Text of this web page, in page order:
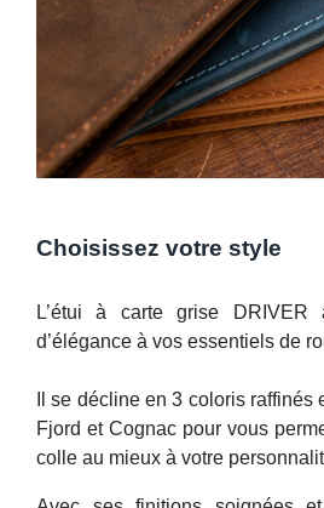
Choisissez votre style
L’étui à carte grise DRIVER
d’élégance à vos essentiels de
Il se décline en 3 coloris raffinés
Fjord et Cognac pour vous
colle au mieux à votre